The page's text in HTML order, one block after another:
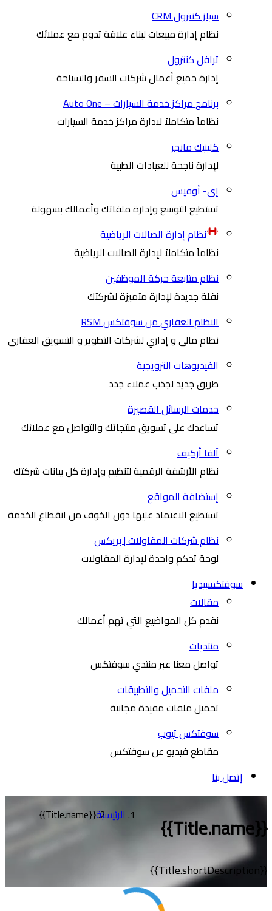
سيلز كنترول CRM
نظام إدارة مبيعات لبناء علاقة تدوم مع عملائك
ترافل كنترول
إدارة جميع أعمال شركات السفر والسياحة
برنامج مراكز خدمة السيارات – Auto One
نظاماً متكاملاً لادارة مراكز خدمة السيارات
كلينيك مانجر
لإدارة ناجحة للعيادات الطبية
إي- أوفيس
تستطيع التوسع وإدارة ملفاتك وأعمالك بسهولة
نظام إدارة الصالات الرياضية
نظاماً متكاملاً لإدارة الصالات الرياضية
نظام متابعة حركة الموظفين
نقلة جديدة لإدارة متميزة لشركتك
النظام العقاري من سوفتكس RSM
نظام مالى و إداري لشركات التطوير و التسويق العقارى
الفيديوهات الترويجية
طريق جديد لجذب عملاء جدد
خدمات الرسائل القصيرة
تساعدك على تسويق منتجاتك والتواصل مع عملائك
آلفا أركيف
نظام الأرشفة الرقمية لتنظيم وإدارة كل بيانات شركتك
إستضافة المواقع
تستطيع الاعتماد عليها دون الخوف من انقطاع الخدمة
نظام شركات المقاولات | بريكس
لوحة تحكم واحدة لإدارة المقاولات
سوفتكسبيديا
مقالات
نقدم كل المواضيع التي تهم أعمالك
منتديات
تواصل معنا عبر منتدي سوفتكس
ملفات التحميل والتطبيقات
تحميل ملفات مفيدة مجانية
سوفتكس تيوب
مقاطع فيديو عن سوفتكس
إتصل بنا
{{Title.name}}
{{Title.shortDescription}}
الرئيسية{{Title.name}}